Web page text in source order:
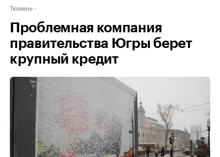
Тюмень
Проблемная компания
правительства Югры берет
крупный кредит